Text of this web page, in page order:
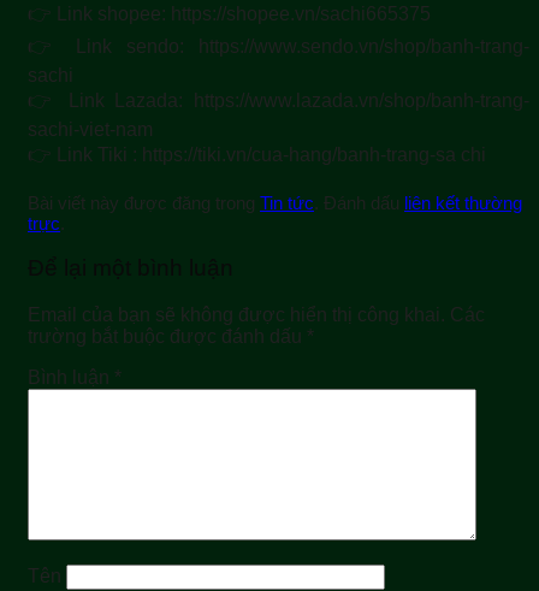
👉 Link shopee: https://shopee.vn/sachi665375
👉 Link sendo: https://www.sendo.vn/shop/banh-trang-
sachi
👉 Link Lazada: https://www.lazada.vn/shop/banh-trang-
sachi-viet-nam
👉 Link Tiki : https://tiki.vn/cua-hang/banh-trang-sa chi
Bài viết này được đăng trong Tin tức. Đánh dấu liên kết thường
trực.
Để lại một bình luận
Email của bạn sẽ không được hiển thị công khai. Các
trường bắt buộc được đánh dấu *
Bình luận *
Tên